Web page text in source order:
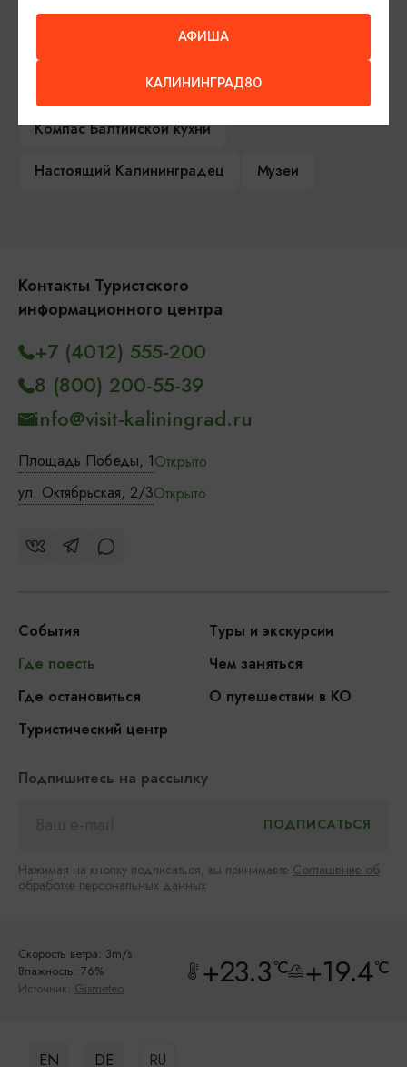
Достопримечательности
Гостиницы
Как доехать
Компас Балтийской кухни
Настоящий Калининградец
Музеи
Контакты Туристского
информационного центра
Площадь Победы, 1Открыто
ул. Октябрьская, 2/3Открыто
+7 (4012) 555-200
8 (800) 200-55-39
info@visit-kaliningrad.ru
События
Туры и экскурсии
Где поесть
Чем заняться
Где остановиться
О путешествии в КО
Туристический центр
Подпишитесь на рассылку
Нажимая на кнопку подписаться, вы принимаете Соглашение об
обработке персональных данных
Скорость ветра: 3m/s
Влажность: 76%
Источник: Gismeteo +23.3°C +19.4°C
EN DE RU
АФИША
КАЛИНИНГРАД80